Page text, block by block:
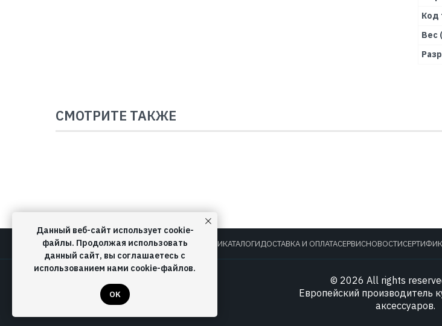
Код
Вес
СМОТРИТЕ ТАКЖЕ
О КОМПАНИИКАТАЛОГИДОСТАВКА И ОПЛАТАСЕРВИСНОВОСТИ
© 2026 All rights
Европейский производитель
аксессуаров.
Данный веб-сайт использует cookie-
файлы. Продолжая использовать
данный сайт, вы соглашаетесь с
использованием нами cookie-файлов.
OK